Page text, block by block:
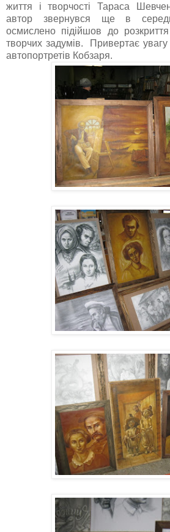
життя і творчості Тараса
автор звернувся ще в
осмислено підійшов до
творчих задумів. Привертає увагу
автопортретів Кобзаря.